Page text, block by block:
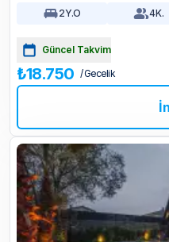
2Y.O 4K.
Güncel Takvim
₺18.750 / Gecelik